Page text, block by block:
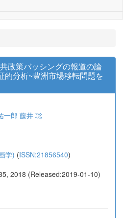
政策バッシングの報道の論
的分析~豊洲市場移転問題を
一郎 藤井 聡
学) (ISSN:21856540)
2018 (Released:2019-01-10)